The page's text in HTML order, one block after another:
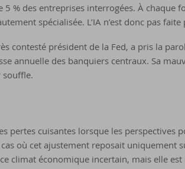
5 % des entreprises interrogées. À chaque
spécialisée. L’IA n’est donc pas
contesté président de la Fed, a pris la
annuelle des banquiers centraux. Sa
souffle.
pertes cuisantes lorsque les perspectives
où cet ajustement reposait uniquement
climat économique incertain, mais elle